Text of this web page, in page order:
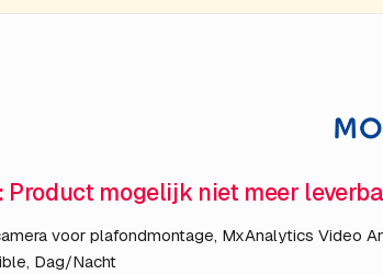
Product mogelijk niet meer
voor plafondmontage, MxAnalytics Video
Dag/Nacht